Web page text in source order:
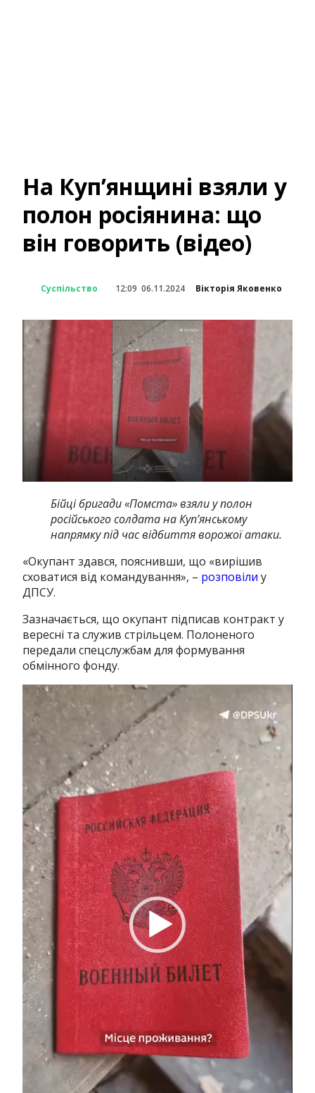
На Куп’янщині взяли у
полон росіянина: що
він говорить (відео)
Суспільство 12:09 06.11.2024 Вікторія Яковенко
Бійці бригади «Помста» взяли у полон
російського солдата на Куп’янському
напрямку під час відбиття ворожої атаки.
«Окупант здався, пояснивши, що «вирішив
сховатися від командування», – розповіли у
ДПСУ.
Зазначається, що окупант підписав контракт у
вересні та служив стрільцем. Полоненого
передали спецслужбам для формування
обмінного фонду.
Відеопрогравач